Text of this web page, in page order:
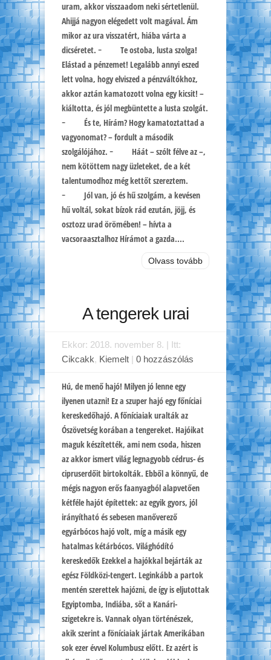
uram, akkor visszaadom neki sértetlenül.
Ahijjá nagyon elégedett volt magával. Ám
mikor az ura visszatért, hiába várta a
dicséretet. − Te ostoba, lusta szolga!
Elástad a pénzemet! Legalább annyi eszed
lett volna, hogy elviszed a pénzváltókhoz,
akkor aztán kamatozott volna egy kicsit! –
kiáltotta, és jól megbüntette a lusta szolgát.
− És te, Hírám? Hogy kamatoztattad a
vagyonomat? – fordult a második
szolgálójához. − Háát – szólt félve az –,
nem kötöttem nagy üzleteket, de a két
talentumodhoz még kettőt szereztem.
− Jól van, jó és hű szolgám, a kevésen
hű voltál, sokat bízok rád ezután, jöjj, és
osztozz urad örömében! – hívta a
vacsoraasztalhoz Hírámot a gazda....
Olvass tovább
A tengerek urai
Ekkor: 2018. november 8. | Itt:
Cikcakk, Kiemelt | 0 hozzászólás
Hú, de menő hajó! Milyen jó lenne egy
ilyenen utazni! Ez a szuper hajó egy főníciai
kereskedőhajó. A főníciaiak uralták az
Ószövetség korában a tengereket. Hajóikat
maguk készítették, ami nem csoda, hiszen
az akkor ismert világ legnagyobb cédrus- és
cipruserdőit birtokolták. Ebből a könnyű, de
mégis nagyon erős faanyagból alapvetően
kétféle hajót építettek: az egyik gyors, jól
irányítható és sebesen manőverező
egyárbócos hajó volt, míg a másik egy
hatalmas kétárbócos. Világhódító
kereskedők Ezekkel a hajókkal bejárták az
egész Földközi-tengert. Leginkább a partok
mentén szerettek hajózni, de így is eljutottak
Egyiptomba, Indiába, sőt a Kanári-
szigetekre is. Vannak olyan történészek,
akik szerint a föníciaiak jártak Amerikában
sok ezer évvel Kolumbusz előtt. Ez azért is